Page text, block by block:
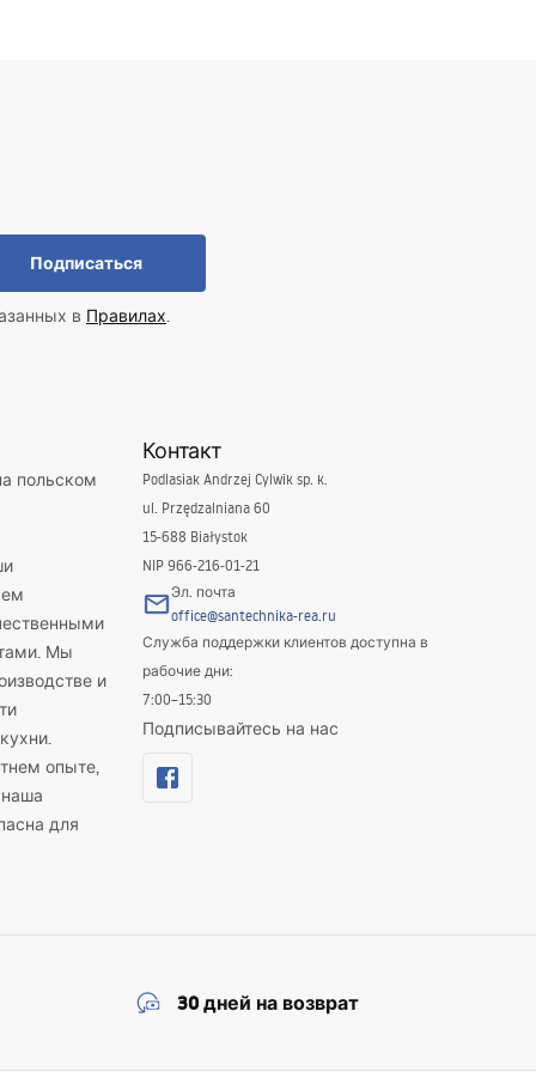
Подписаться
в Правилах.
польском
Мы
и
опыте,
для
Контакт
Podlasiak Andrzej Cylwik sp. k.
ul. Przędzalniana 60
15-688 Białystok
NIP 966-216-01-21
Эл. почта
office@santechnika-rea.ru
Служба поддержки клиентов доступна в
рабочие дни:
7:00–15:30
Подписывайтесь на нас
30 дней на возврат